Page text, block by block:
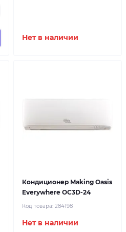
Нет в наличии
Кондиционер Making Oasis
Everywhere OC3D-24
Код товара: 284198
Нет в наличии